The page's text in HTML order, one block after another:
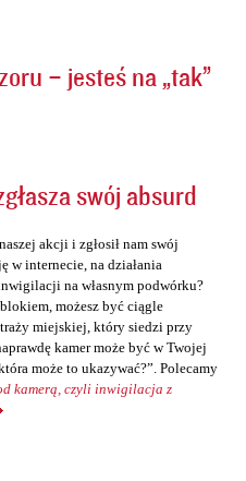
– jesteś na „tak”
swój absurd
akcji i zgłosił nam swój
w internecie, na działania
na własnym podwórku?
możesz być ciągle
miejskiej, który siedzi przy
kamer może być w Twojej
może to ukazywać?”. Polecamy
kamerą, czyli inwigilacja z